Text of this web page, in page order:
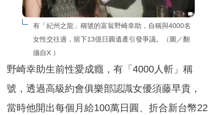
有「紀州之龍」稱號的富翁野崎幸助，自稱與4000名
女性交往過，留下13億日圓遺產引發爭議。（圖／翻
攝自X ）
野崎幸助生前性愛成癮，有「4000人斬」稱
號，透過高級約會俱樂部認識女優須藤早貴，
當時他開出每個月給100萬日圓、折合新台幣22